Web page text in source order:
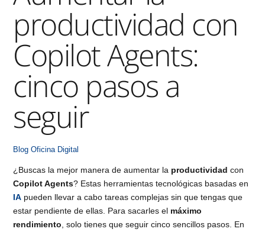
productividad con
Copilot Agents:
cinco pasos a
seguir
Blog Oficina Digital
¿Buscas la mejor manera de aumentar la productividad con
Copilot Agents? Estas herramientas tecnológicas basadas en
IA pueden llevar a cabo tareas complejas sin que tengas que
estar pendiente de ellas. Para sacarles el máximo
rendimiento , solo tienes que seguir cinco sencillos pasos. En